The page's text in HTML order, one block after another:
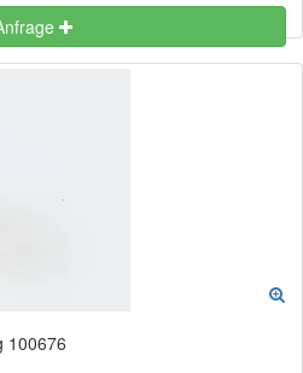
100676